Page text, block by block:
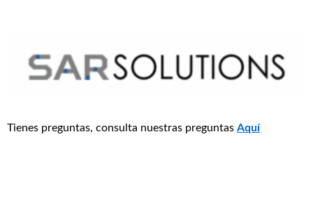
Tienes preguntas, consulta nuestras preguntas Aquí